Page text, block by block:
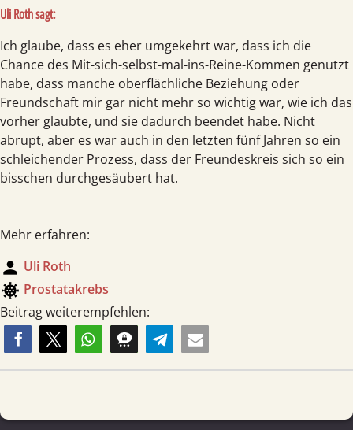
Uli Roth sagt:
Ich glaube, dass es eher umgekehrt war, dass ich die
Chance des Mit-sich-selbst-mal-ins-Reine-Kommen genutzt
habe, dass manche oberflächliche Beziehung oder
Freundschaft mir gar nicht mehr so wichtig war, wie ich das
vorher glaubte, und sie dadurch beendet habe. Nicht
abrupt, aber es war auch in den letzten fünf Jahren so ein
schleichender Prozess, dass der Freundeskreis sich so ein
bisschen durchgesäubert hat.
Mehr erfahren:
person Uli Roth
coronavirus Prostata­krebs
Beitrag weiterempfehlen: